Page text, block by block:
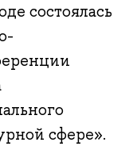
состоялась
сфере».